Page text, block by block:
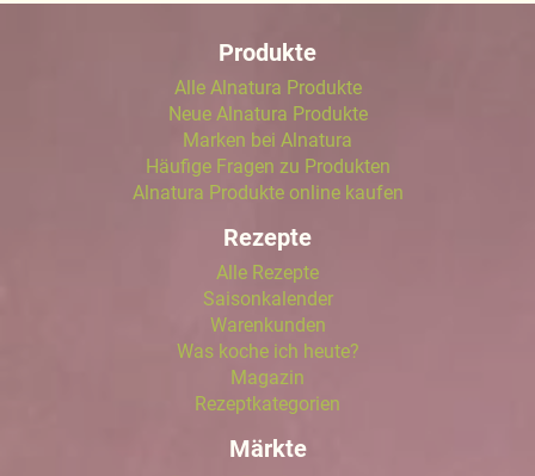
Produkte
Alle Alnatura Produkte
Neue Alnatura Produkte
Marken bei Alnatura
Häufige Fragen zu Produkten
Alnatura Produkte online kaufen
Rezepte
Alle Rezepte
Saisonkalender
Warenkunden
Was koche ich heute?
Magazin
Rezeptkategorien
Märkte